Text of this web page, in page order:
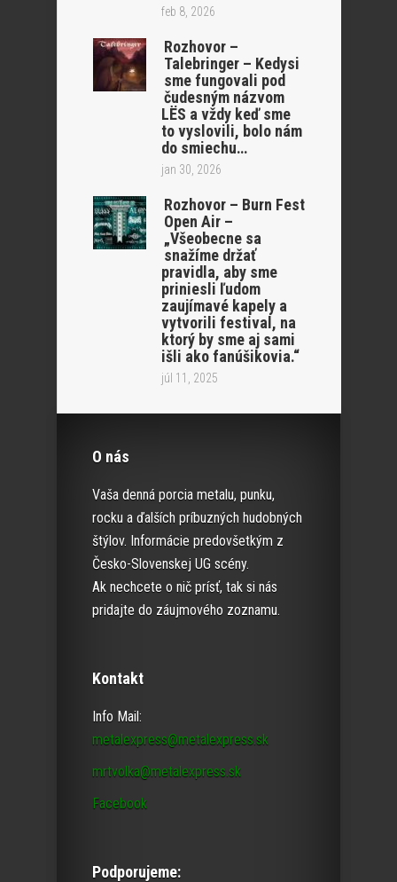
feb 8, 2026
Rozhovor –
Talebringer – Kedysi
sme fungovali pod
čudesným názvom
LËS a vždy keď sme
to vyslovili, bolo nám
do smiechu…
jan 30, 2026
Rozhovor – Burn Fest
Open Air –
„Všeobecne sa
snažíme držať
pravidla, aby sme
priniesli ľudom
zaujímavé kapely a
vytvorili festival, na
ktorý by sme aj sami
išli ako fanúšikovia.“
júl 11, 2025
O nás
Vaša denná porcia metalu, punku,
rocku a ďalších príbuzných hudobných
štýlov. Informácie predovšetkým z
Česko-Slovenskej UG scény.
Ak nechcete o nič prísť, tak si nás
pridajte do záujmového zoznamu.
Kontakt
Info Mail:
metalexpress@metalexpress.sk
mrtvolka@metalexpress.sk
Facebook
Podporujeme: